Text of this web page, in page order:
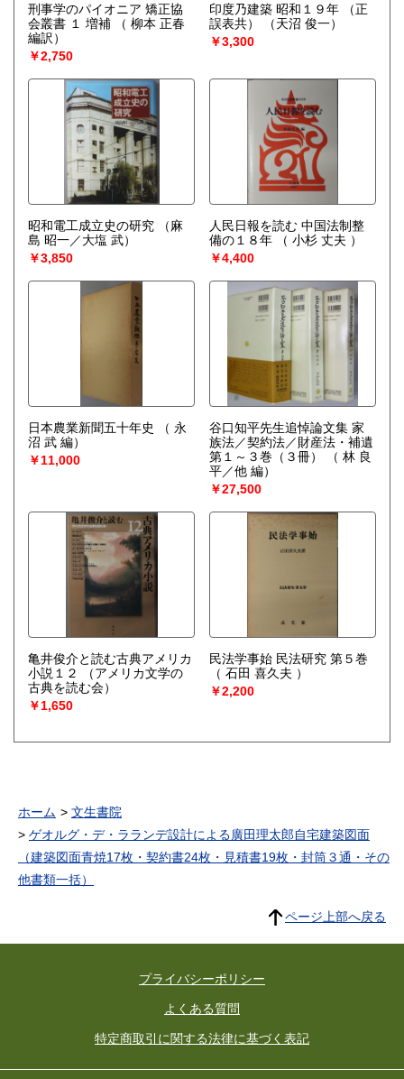
刑事学のパイオニア 矯正協
会叢書 １ 増補
（ 柳本 正春
編訳）
￥2,750
印度乃建築 昭和１９年 （正
誤表共）
（天沼 俊一）
￥3,300
昭和電工成立史の研究
（麻
島 昭一／大塩 武）
￥3,850
人民日報を読む 中国法制整
備の１８年
（ 小杉 丈夫 ）
￥4,400
日本農業新聞五十年史
（ 永
沼 武 編）
￥11,000
谷口知平先生追悼論文集 家
族法／契約法／財産法・補遺
第１～３巻（３冊）
（ 林 良
平／他 編）
￥27,500
亀井俊介と読む古典アメリカ
小説１２
（アメリカ文学の
古典を読む会）
￥1,650
民法学事始 民法研究 第５巻
（ 石田 喜久夫 ）
￥2,200
ホーム
文生書院
ゲオルグ・デ・ラランデ設計による廣田理太郎自宅建築図面
（建築図面青焼17枚・契約書24枚・見積書19枚・封筒３通・その
他書類一括）
ページ上部へ戻る
プライバシーポリシー
よくある質問
特定商取引に関する法律に基づく表記